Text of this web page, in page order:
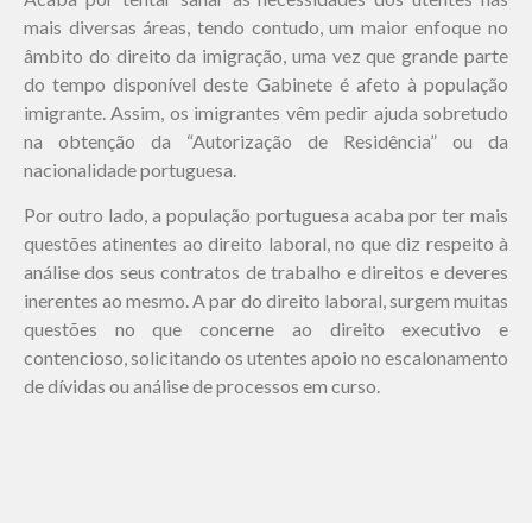
mais diversas áreas, tendo contudo, um maior enfoque no
âmbito do direito da imigração, uma vez que grande parte
do tempo disponível deste Gabinete é afeto à população
imigrante. Assim, os imigrantes vêm pedir ajuda sobretudo
na obtenção da “Autorização de Residência” ou da
nacionalidade portuguesa.
Por outro lado, a população portuguesa acaba por ter mais
questões atinentes ao direito laboral, no que diz respeito à
análise dos seus contratos de trabalho e direitos e deveres
inerentes ao mesmo. A par do direito laboral, surgem muitas
questões no que concerne ao direito executivo e
contencioso, solicitando os utentes apoio no escalonamento
de dívidas ou análise de processos em curso.